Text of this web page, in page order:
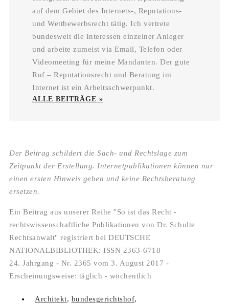
auf dem Gebiet des Internets-, Reputations-
und Wettbewerbsrecht tätig. Ich vertrete
bundesweit die Interessen einzelner Anleger
und arbeite zumeist via Email, Telefon oder
Videomeeting für meine Mandanten. Der gute
Ruf – Reputationsrecht und Beratung im
Internet ist ein Arbeitsschwerpunkt.
ALLE BEITRÄGE »
Der Beitrag schildert die Sach- und Rechtslage zum
Zeitpunkt der Erstellung. Internetpublikationen können nur
einen ersten Hinweis geben und keine Rechtsberatung
ersetzen.
Ein Beitrag aus unserer Reihe "So ist das Recht -
rechtswissenschaftliche Publikationen von Dr. Schulte
Rechtsanwalt" registriert bei DEUTSCHE
NATIONALBIBLIOTHEK: ISSN 2363-6718
24. Jahrgang - Nr. 2365 vom 3. August 2017 -
Erscheinungsweise: täglich - wöchentlich
Architekt, bundesgerichtshof,